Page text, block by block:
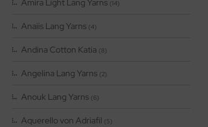
(14)
Anaiis Lang Yarns (4)
Andina Cotton Katia (8)
Angelina Lang Yarns (2)
Anouk Lang Yarns (6)
Aquerello von Adriafil (5)